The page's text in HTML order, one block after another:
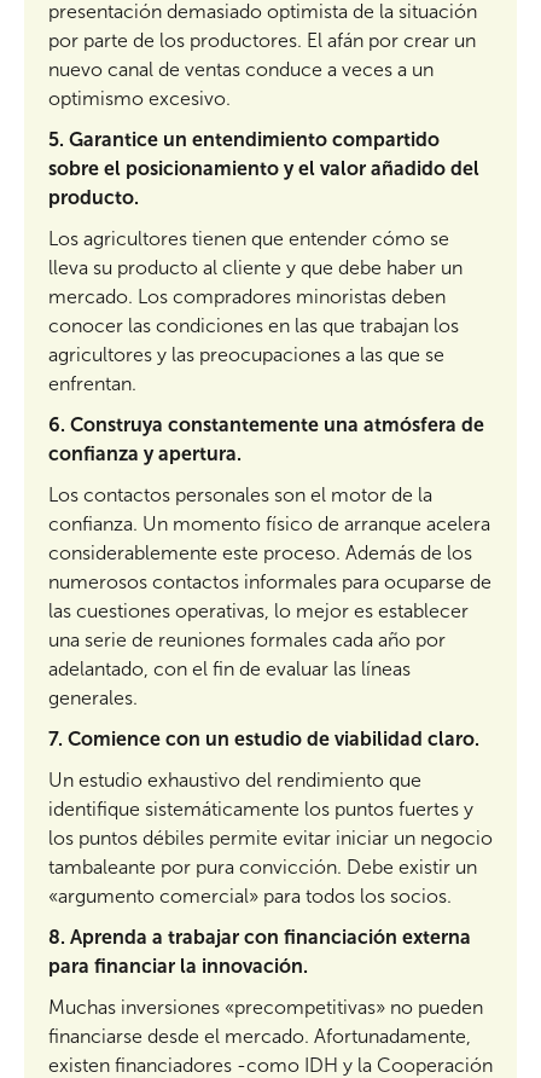
presentación demasiado optimista de la situación
por parte de los productores. El afán por crear un
nuevo canal de ventas conduce a veces a un
optimismo excesivo.
5. Garantice un entendimiento compartido
sobre el posicionamiento y el valor añadido del
producto.
Los agricultores tienen que entender cómo se
lleva su producto al cliente y que debe haber un
mercado. Los compradores minoristas deben
conocer las condiciones en las que trabajan los
agricultores y las preocupaciones a las que se
enfrentan.
6. Construya constantemente una atmósfera de
confianza y apertura.
Los contactos personales son el motor de la
confianza. Un momento físico de arranque acelera
considerablemente este proceso. Además de los
numerosos contactos informales para ocuparse de
las cuestiones operativas, lo mejor es establecer
una serie de reuniones formales cada año por
adelantado, con el fin de evaluar las líneas
generales.
7. Comience con un estudio de viabilidad claro.
Un estudio exhaustivo del rendimiento que
identifique sistemáticamente los puntos fuertes y
los puntos débiles permite evitar iniciar un negocio
tambaleante por pura convicción. Debe existir un
«argumento comercial» para todos los socios.
8. Aprenda a trabajar con financiación externa
para financiar la innovación.
Muchas inversiones «precompetitivas» no pueden
financiarse desde el mercado. Afortunadamente,
existen financiadores -como IDH y la Cooperación